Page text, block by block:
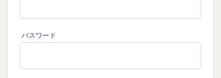
パスワード
お客様が自ら本サービス上に入力した情報等によ
当社は、利用者情報の取扱いに関する運用状況を適
録を抹消することができます。
第8条（禁止事項）
会員は、本サービスの利用に際して、以下の各号の